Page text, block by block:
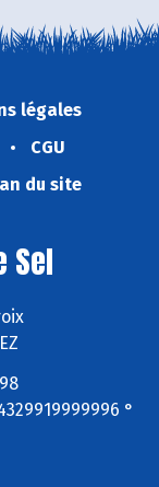
légales
CGU
du site
Sel
°